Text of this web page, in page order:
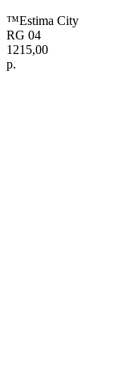
™Estima City
RG 04
1215,00
р.